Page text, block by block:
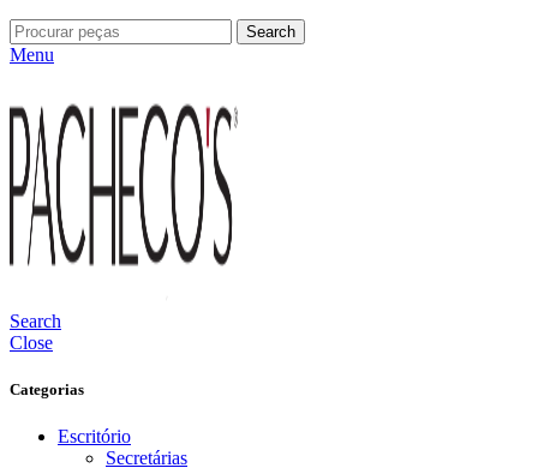
Search
Menu
Search
Close
Categorias
Escritório
Secretárias